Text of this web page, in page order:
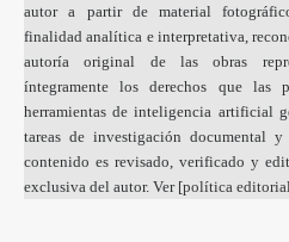
autor a partir de material
finalidad analítica e interpretativa,
autoría original de las obras
íntegramente los derechos que las
herramientas de inteligencia artificial
tareas de investigación documental y
contenido es revisado, verificado y
exclusiva del autor. Ver [política editorial